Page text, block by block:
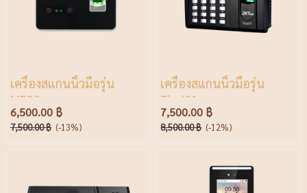
เครื่องสแกนนิ้วมือรุ่น
MB20
6,500.00 ฿
7,500.00 ฿ (-13%)
เครื่องสแกนนิ้วมือรุ่น
Thai01
7,500.00 ฿
8,500.00 ฿ (-12%)